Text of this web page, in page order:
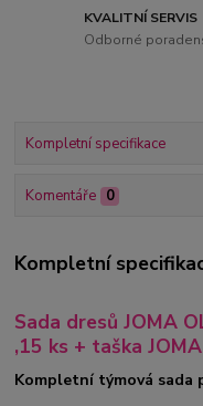
KVALITNÍ SERVIS
Odborné
Kompletní specifikace
Komentáře 0
Kompletní
Sada dresů JOMA
,15 ks + taška JOMA
Kompletní týmová sada